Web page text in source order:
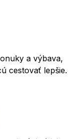
a výbava,
cestovať lepšie.